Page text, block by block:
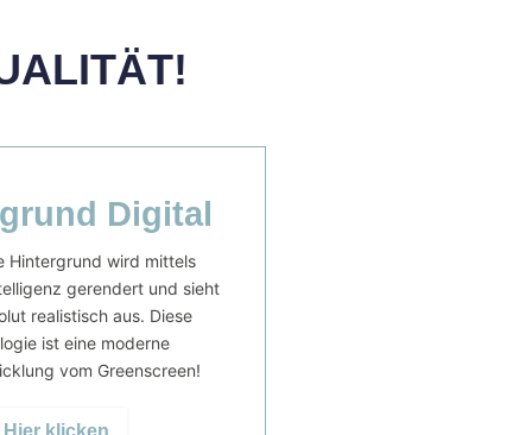
Digital
Hintergrund wird mittels
gerendert und sieht
realistisch aus. Diese
ist eine moderne
vom Greenscreen!